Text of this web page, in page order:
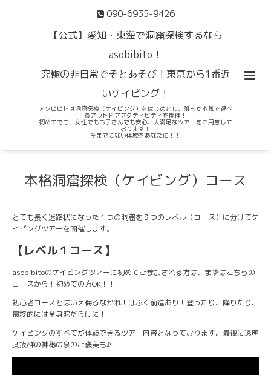
090-6935-9426
【公式】愛知・東海で洞窟探検するなら
asobibito！
究極の非日常でそとあそび！東京から1番近
いケイビング！
アソビビトは洞窟探検（ケイビング）をはじめとし、誰もが本気で遊べ
るアウトドアアクティビティを開催！
初めてでも、女性でもお子さんでも安心、大満足なツアーをご用意して
おります！
今までにない体験をあなたに！！
本格洞窟探検（ケイビング）コース
とても長く迷路状になった１つの洞窟を３つのレベル（コース）に分けてケ
イビングツアーを開催します。
【レベル１コース】
asobibitoのケイビングツアーに初めてご参加される方は、まずはこちらの
コースから！初めての方OK！！
初心者コースとはいえ侮るなかれ！ほふく前進あり！登ったり、降りたり、
最終的には全身泥だらけに！
ケイビングのすべてが体験できるツアー内容となっております。最後に透明
度抜群の神秘の泉のご褒美も♪